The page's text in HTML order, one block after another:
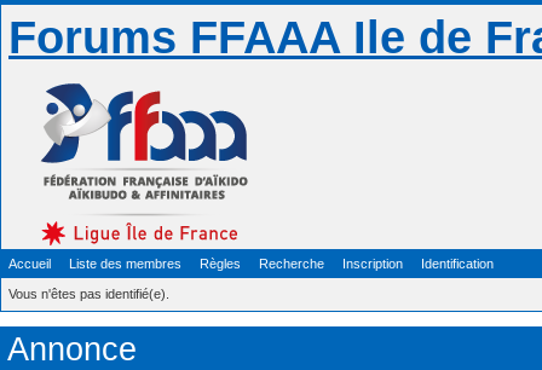
Forums FFAAA Ile de
Accueil Liste des membres Règles Recherche Inscription Identification
Vous n'êtes pas identifié(e).
Annonce